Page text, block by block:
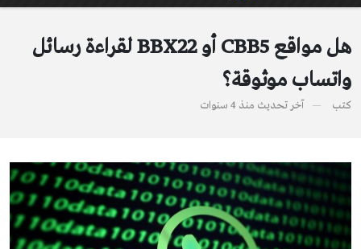
هل مواقع CBB5 أو BBX22 لقراءة رسائل
واتساب موثوقة؟
كتب آخر تحديث منذ 4 سنوات